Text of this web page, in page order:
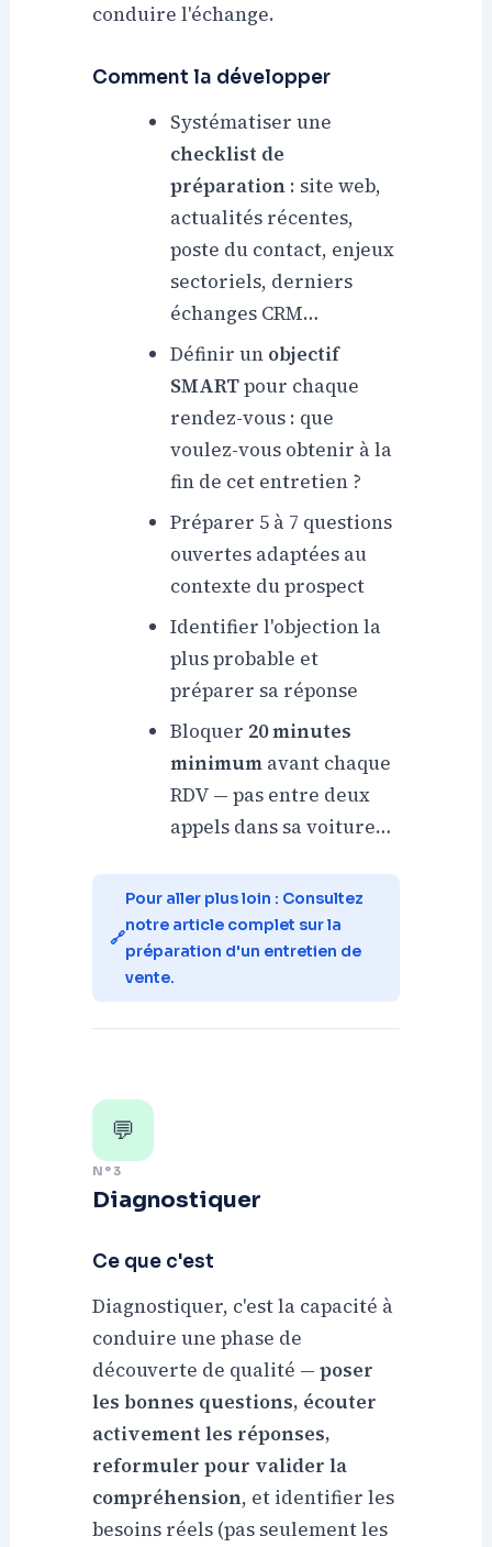
conduire l'échange.
Comment la développer
Systématiser une
checklist de
préparation : site web,
actualités récentes,
poste du contact, enjeux
sectoriels, derniers
échanges CRM…
Définir un objectif
SMARTpour chaque
rendez-vous : que
voulez-vous obtenir à la
fin de cet entretien ?
Préparer 5 à 7 questions
ouvertes adaptées au
contexte du prospect
Identifier l'objection la
plus probable et
préparer sa réponse
Bloquer 20 minutes
minimum avant chaque
RDV — pas entre deux
appels dans sa voiture…
Pour aller plus loin : Consultez
notre article complet sur la
préparation d'un entretien de
vente.
💬
N°3
Diagnostiquer
Ce que c'est
Diagnostiquer, c'est la capacité à
conduire une phase de
découverte de qualité —poser
les bonnes questions, écouter
activement les réponses,
reformuler pour valider la
compréhension, et identifier les
besoins réels (pas seulement les